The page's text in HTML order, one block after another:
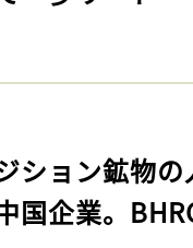
ション鉱物
国企業。